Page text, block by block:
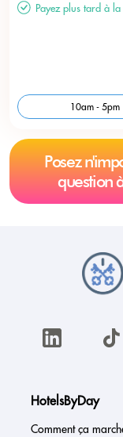
Payez plus tard à
10am - 5pm
Posez
question
HotelsByDay
Comment ça